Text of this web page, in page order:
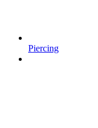
Piercing